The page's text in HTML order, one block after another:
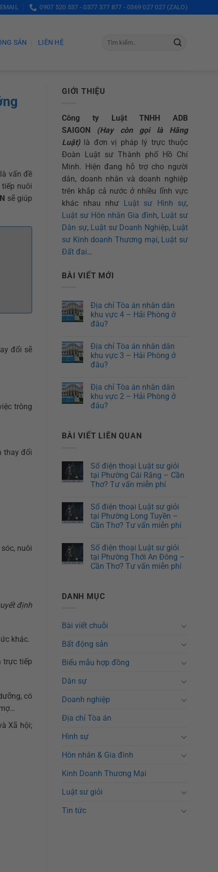
0907 520 537 - 0377 377 877 - 0369 027 027 (ZALO)
SẢN LIÊN HỆ
vấn đề
nuôi
sẽ giúp
đổi sẽ
trông
thay đổi
nuôi
định
khác.
trực tiếp
có
Xã hội;
GIỚI THIỆU
Công ty Luật TNHH ADB
SAIGON
(Hay còn gọi là Hãng
Luật) là đơn vị pháp lý trực thuộc
Đoàn Luật sư Thành phố Hồ Chí
Minh. Hiện đang hỗ trợ cho người
dân, doanh nhân và doanh nghiệp
trên khắp cả nước ở nhiều lĩnh vực
khác nhau như Luật sư Hình sự,
Luật sư Hôn nhân Gia đình, Luật sư
Dân sự, Luật sư Doanh Nghiệp, Luật
sư Kinh doanh Thương mại, Luật sư
Đất đai…
BÀI VIẾT MỚI
Địa chỉ Tòa án nhân dân
khu vực 4 – Hải Phòng ở
đâu?
Địa chỉ Tòa án nhân dân
khu vực 3 – Hải Phòng ở
đâu?
Địa chỉ Tòa án nhân dân
khu vực 2 – Hải Phòng ở
đâu?
BÀI VIẾT LIÊN QUAN
Số điện thoại Luật sư giỏi
tại Phường Cái Răng – Cần
Thơ? Tư vấn miễn phí
Số điện thoại Luật sư giỏi
tại Phường Long Tuyền –
Cần Thơ? Tư vấn miễn phí
Số điện thoại Luật sư giỏi
tại Phường Thới An Đông –
Cần Thơ? Tư vấn miễn phí
DANH MỤC
Bài viết chuỗi
Bất động sản
Biểu mẫu hợp đồng
Dân sự
Doanh nghiệp
Địa chỉ Tòa án
Hình sự
Hôn nhân & Gia đình
Kinh Doanh Thương Mại
Luật sư giỏi
Tin tức